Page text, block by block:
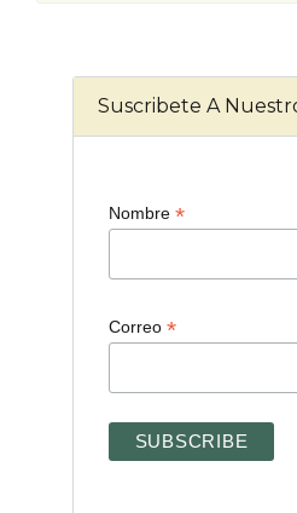
Suscribete A
Nombre *
Correo *